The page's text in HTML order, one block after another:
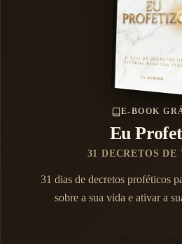
E-BOOK
Eu
31 DECRETOS
31 dias de decretos proféticos
sobre a sua vida e ativar a